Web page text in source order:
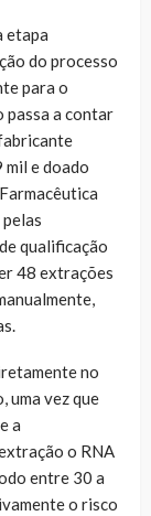
etapa
do processo
para o
passa a contar
e doado
qualificação
48 extrações
no
uma vez que
a
o RNA
entre 30 a
o risco